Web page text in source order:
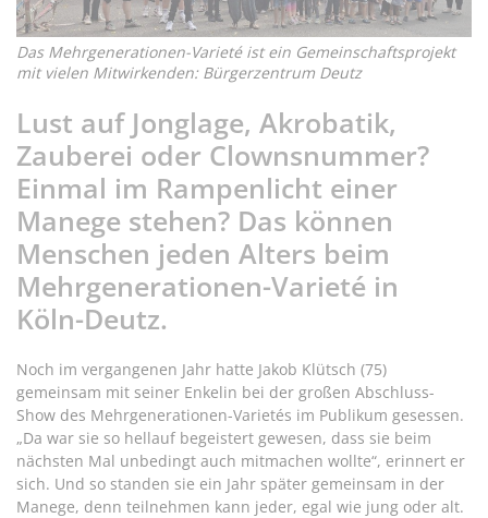
Das Mehrgenerationen-Varieté ist ein Gemeinschaftsprojekt
mit vielen Mitwirkenden: Bürgerzentrum Deutz
Lust auf Jonglage, Akrobatik,
Zauberei oder Clownsnummer?
Einmal im Rampenlicht einer
Manege stehen? Das können
Menschen jeden Alters beim
Mehrgenerationen-Varieté in
Köln-Deutz.
Noch im vergangenen Jahr hatte Jakob Klütsch (75)
gemeinsam mit seiner Enkelin bei der großen Abschluss-
Show des Mehrgenerationen-Varietés im Publikum gesessen.
„Da war sie so hellauf begeistert gewesen, dass sie beim
nächsten Mal unbedingt auch mitmachen wollte“, erinnert er
sich. Und so standen sie ein Jahr später gemeinsam in der
Manege, denn teilnehmen kann jeder, egal wie jung oder alt.